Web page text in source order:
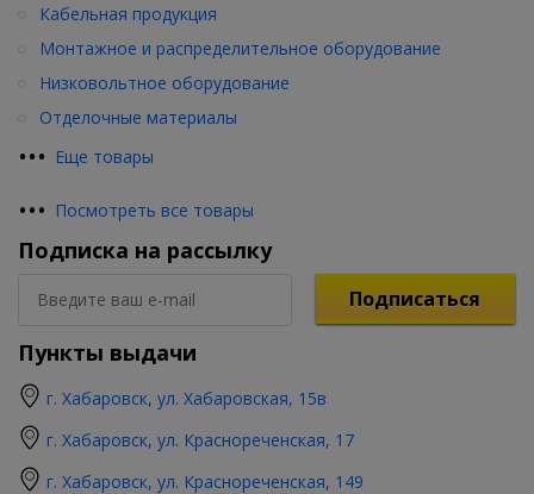
••• Еще товары
Кабельная продукция
Монтажное и распределительное оборудование
Низковольтное оборудование
Отделочные материалы
••• Посмотреть все товары
Подписка на рассылку
Подписаться
Пункты выдачи
г. Хабаровск, ул. Хабаровская, 15в
г. Хабаровск, ул. Краснореченская, 17
г. Хабаровск, ул. Краснореченская, 149